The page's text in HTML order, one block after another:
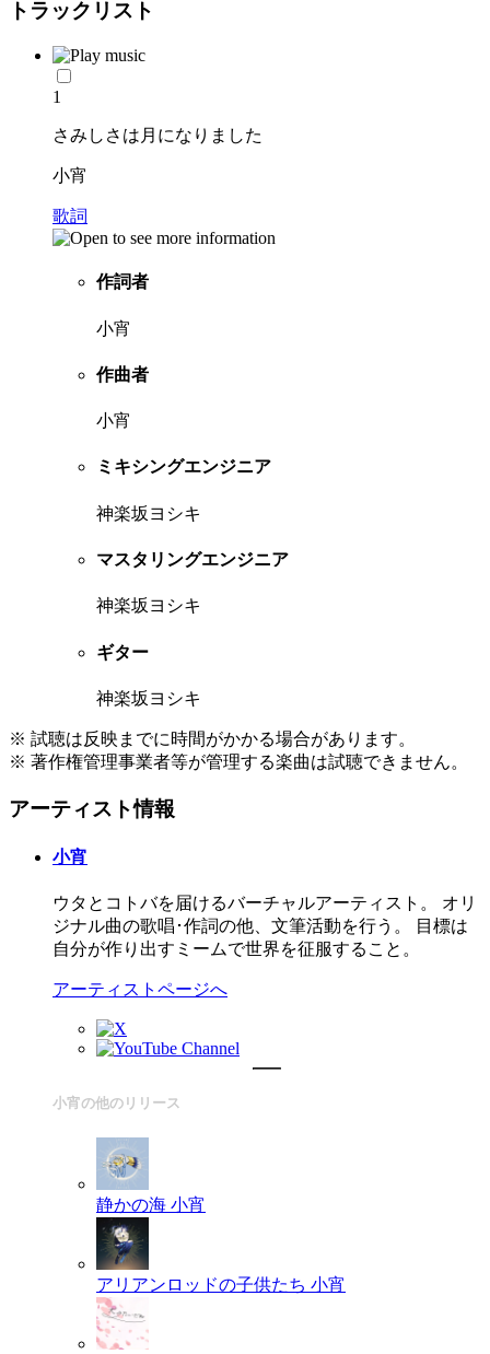
トラックリスト
1
さみしさは月になりました
小宵
歌詞
作詞者
小宵
作曲者
小宵
ミキシングエンジニア
神楽坂ヨシキ
マスタリングエンジニア
神楽坂ヨシキ
ギター
神楽坂ヨシキ
※ 試聴は反映までに時間がかかる場合があります。
※ 著作権管理事業者等が管理する楽曲は試聴できません。
アーティスト情報
小宵
ウタとコトバを届けるバーチャルアーティスト。 オリ
ジナル曲の歌唱･作詞の他、文筆活動を行う。 目標は
自分が作り出すミームで世界を征服すること。
アーティストページへ
小宵の他のリリース
静かの海 小宵
アリアンロッドの子供たち 小宵